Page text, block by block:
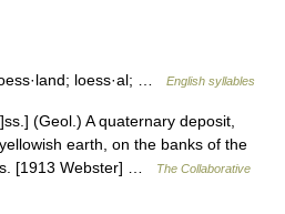
loess·al; … English syllables
(Geol.) A quaternary deposit,
earth, on the banks of the
[1913 Webster] …
The Collaborative